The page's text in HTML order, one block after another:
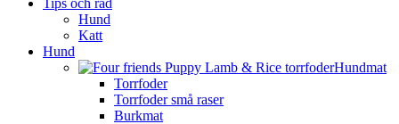
Tips och råd
Hund
Katt
Hund
Hundmat
Torrfoder
Torrfoder små raser
Burkmat